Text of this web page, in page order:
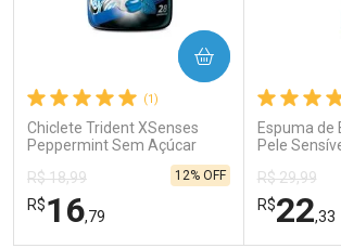
Ativar Desconto
Comprar sem Desconto
Por R$ 31,35/cada
Comprar sem Desconto
Por R$ 31,35/cada
(1)
Chiclete Trident XSenses
Peppermint Sem Açúcar
R$ 18,99
R$16,79
12% OFF
COMPRAR
Espuma de
Pele
R$ 29,99
R$22,33